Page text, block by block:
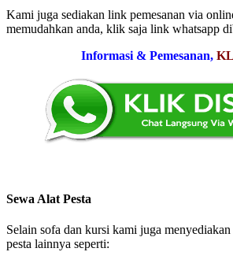
Kami juga sediakan link pemesanan via
memudahkan anda, klik saja link whatsapp
Informasi & Pemesanan,
Sewa Alat Pesta
Selain sofa dan kursi kami juga
pesta lainnya seperti: